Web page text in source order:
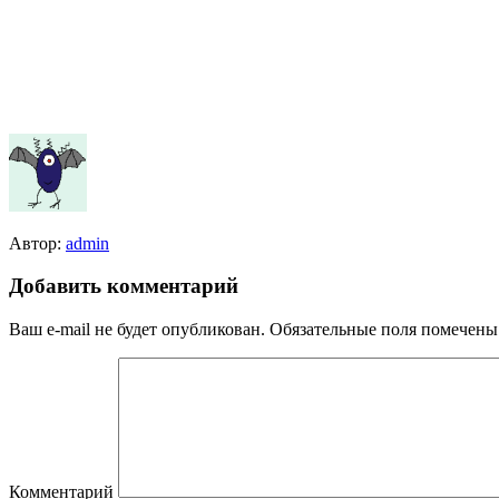
Автор: admin
Добавить комментарий
Ваш e-mail не будет опубликован. Обязательные поля
Комментарий